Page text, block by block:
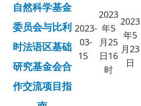
自然科学基金
委员会与比利
时法语区基础
研究基金会合
作交流项目指
2023-
03-
15
2023
年5
月25
日16
时
2023
年5
月23
日